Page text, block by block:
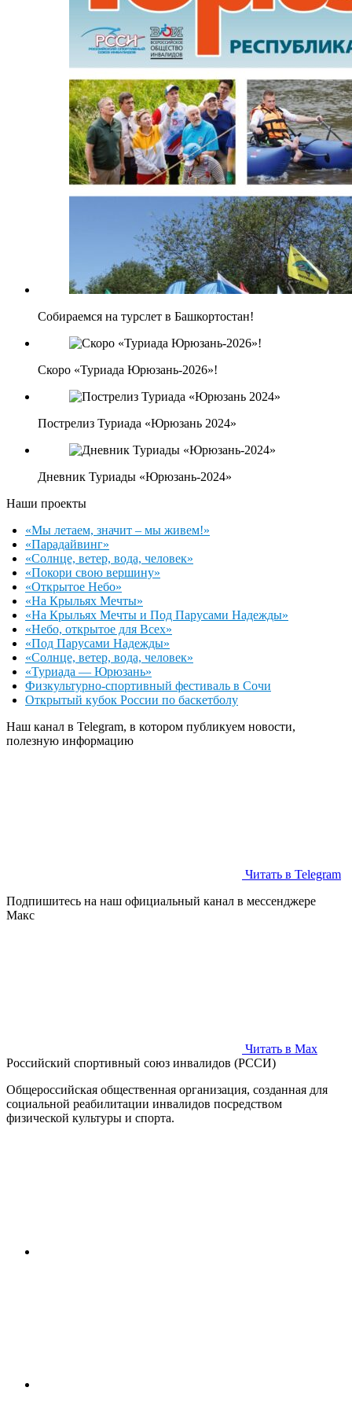
Собираемся на турслет в Башкортостан!
Скоро «Туриада Юрюзань-2026»!
Пострелиз Туриада «Юрюзань 2024»
Дневник Туриады «Юрюзань-2024»
Наши проекты
«Мы летаем, значит – мы живем!»
«Парадайвинг»
«Солнце, ветер, вода, человек»
«Покори свою вершину»
«Открытое Небо»
«На Крыльях Мечты»
«На Крыльях Мечты и Под Парусами Надежды»
«Небо, открытое для Всех»
«Под Парусами Надежды»
«Солнце, ветер, вода, человек»
«Туриада — Юрюзань»
Физкультурно-спортивный фестиваль в Сочи
Открытый кубок России по баскетболу
Наш канал в Telegram, в котором публикуем новости,
полезную информацию
Читать в Telegram
Подпишитесь на наш официальный канал в мессенджере
Макс
Читать в Max
Российский спортивный союз инвалидов (РССИ)
Общероссийская общественная организация, созданная для
социальной реабилитации инвалидов посредством
физической культуры и спорта.